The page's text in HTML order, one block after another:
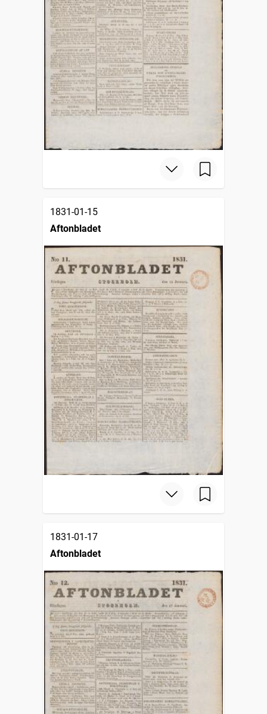
1831-01-15
Aftonbladet
1831-01-17
Aftonbladet